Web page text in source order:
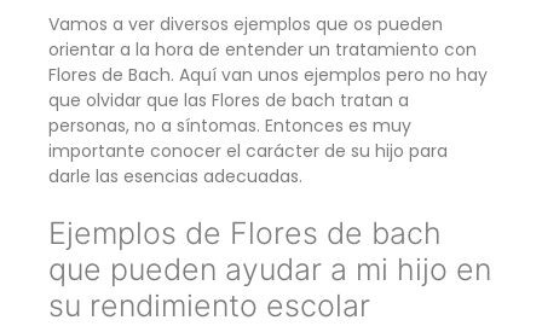
Vamos a ver diversos ejemplos que os pueden
orientar a la hora de entender un tratamiento con
Flores de Bach. Aquí van unos ejemplos pero no hay
que olvidar que las Flores de bach tratan a
personas, no a síntomas. Entonces es muy
importante conocer el carácter de su hijo para
darle las esencias adecuadas.
Ejemplos de Flores de bach
que pueden ayudar a mi hijo en
su rendimiento escolar